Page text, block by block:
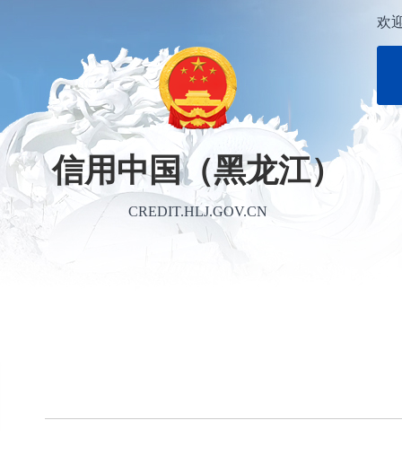
信用中国（黑龙江）
CREDIT.HLJ.GOV.CN
欢